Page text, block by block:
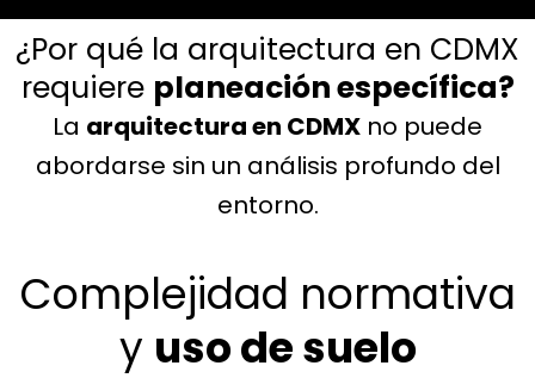
¿Por qué la arquitectura en CDMX
requiere planeación específica?
La arquitectura en CDMX no puede
abordarse sin un análisis profundo del
entorno.
Complejidad normativa
y uso de suelo